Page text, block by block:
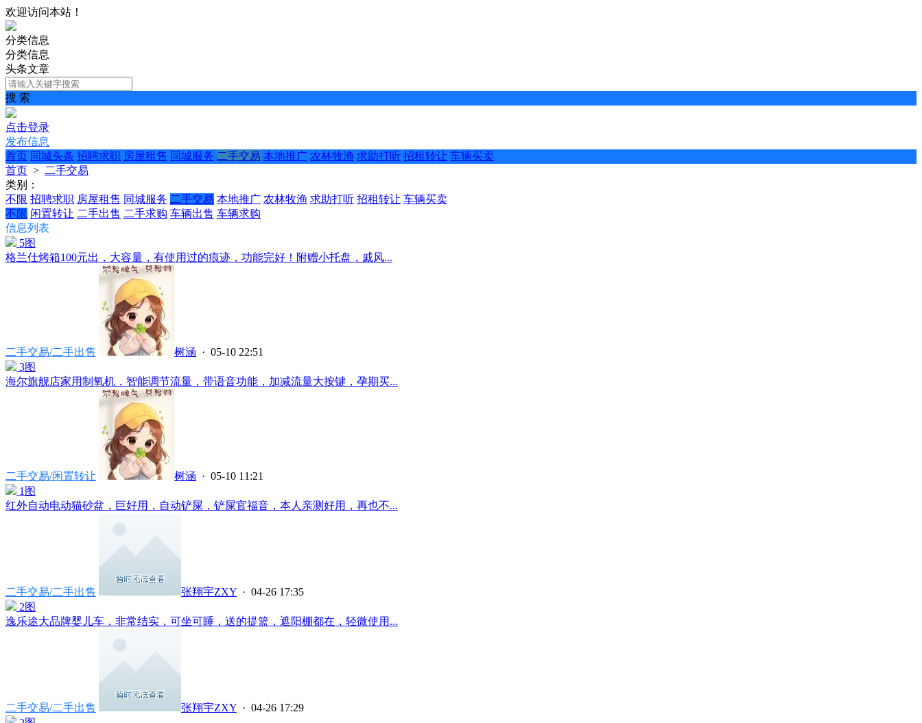
欢迎访问本站！
分类信息
分类信息
头条文章
搜 索
点击登录
发布信息
首页 同城头条 招聘求职 房屋租售 同城服务 二手交易 本地推广 农林牧渔 求助打听 招租转让 车辆买卖
首页 > 二手交易
类别：
不限 招聘求职 房屋租售 同城服务 二手交易 本地推广 农林牧渔 求助打听 招租转让 车辆买卖
不限 闲置转让 二手出售 二手求购 车辆出售 车辆求购
信息列表
5图
格兰仕烤箱100元出，大容量，有使用过的痕迹，功能完好！附赠小托盘，戚风...
二手交易/二手出售 树涵 · 05-10 22:51
3图
海尔旗舰店家用制氧机，智能调节流量，带语音功能，加减流量大按键，孕期买...
二手交易/闲置转让 树涵 · 05-10 11:21
1图
红外自动电动猫砂盆，巨好用，自动铲屎，铲屎官福音，本人亲测好用，再也不...
二手交易/二手出售 张翔宇ZXY · 04-26 17:35
2图
逸乐途大品牌婴儿车，非常结实，可坐可睡，送的提篮，遮阳棚都在，轻微使用...
二手交易/二手出售 张翔宇ZXY · 04-26 17:29